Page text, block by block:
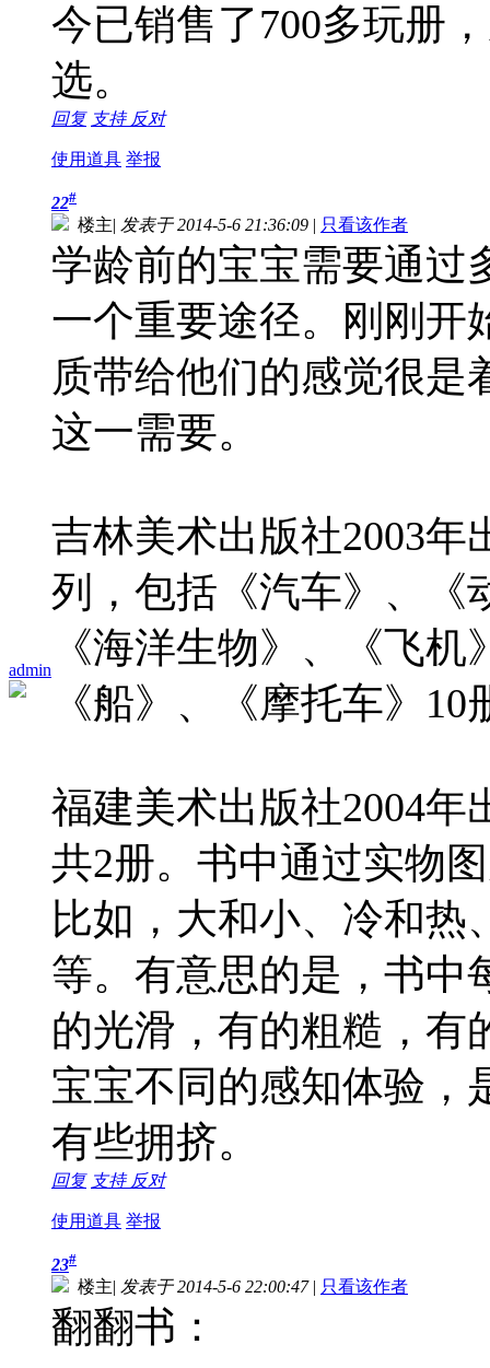
今已销售了700多玩册
选。
回复 支持 反对
使用道具 举报
admin
22#
楼主| 发表于 2014-5-6 21:36:09 | 只看该作者
学龄前的宝宝需要通过
一个重要途径。刚刚开
质带给他们的感觉很是
这一需要。
吉林美术出版社2003
列，包括《汽车》、《
《海洋生物》、《飞
《船》、《摩托车》10
福建美术出版社2004年
共2册。书中通过实物
比如，大和小、冷和热
等。有意思的是，书中
的光滑，有的粗糙，有
宝宝不同的感知体验，
有些拥挤。
回复 支持 反对
使用道具 举报
23#
楼主| 发表于 2014-5-6 22:00:47 | 只看该作者
翻翻书：